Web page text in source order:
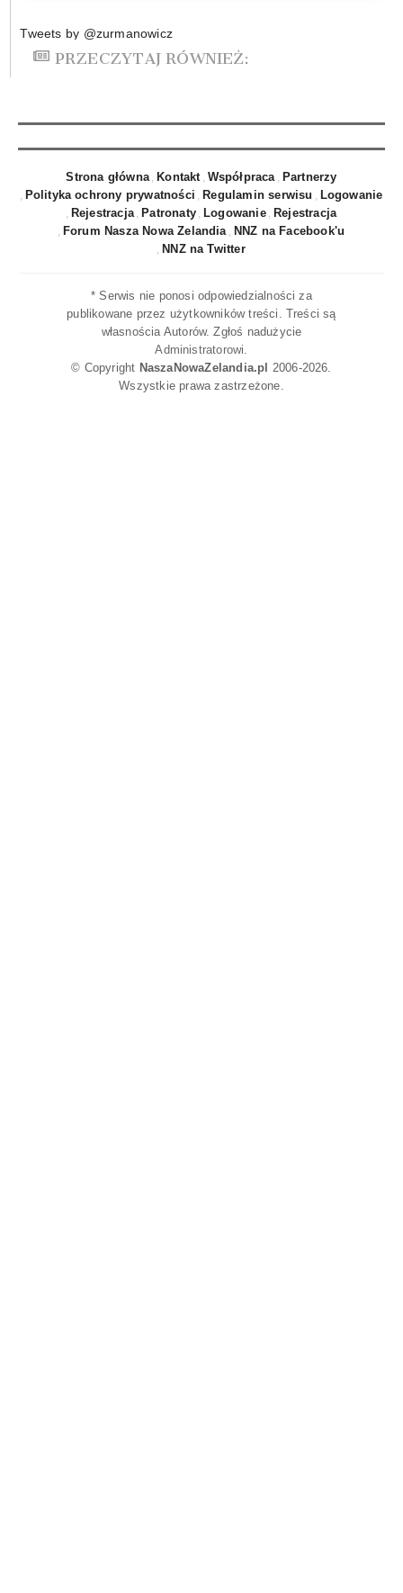
Tweets by @zurmanowicz
PRZECZYTAJ RÓWNIEŻ:
Strona główna Kontakt Współpraca
Partnerzy
Polityka ochrony prywatności
Regulamin serwisu
Logowanie
Rejestracja
Patronaty Logowanie
Rejestracja
Forum Nasza Nowa Zelandia
NNZ na Facebook'u
NNZ na Twitter
* Serwis nie ponosi odpowiedzialności za
publikowane przez użytkowników treści. Treści są
własnościa Autorów. Zgłoś nadużycie
Administratorowi.
© Copyright NaszaNowaZelandia.pl 2006-2026.
Wszystkie prawa zastrzeżone.